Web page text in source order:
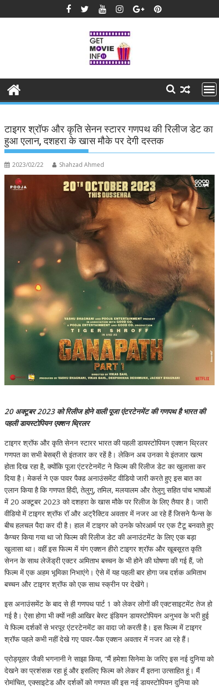
to
टाइगर श्रॉफ और कृति सेनन स्टारर गणपथ की रिलीज डेट का
हुआ एलान, दशहरा के खास मौके पर देगी दस्तक
2023/02/22 Shahzad Ahmed
20 अक्टूबर 2023 को रिलीज होने वाली पूजा एंटरटेनमेंट की गणपथ है भारत की
पहली डायस्टोपियन एक्शन थ्रिलर
टाइगर श्रॉफ और कृति सेनन स्टारर भारत की पहली डायस्टोपियन एक्शन थ्रिलर
गणपत का सभी बेसब्री से इंतजार कर रहें है। लेकिन अब उनका ये इंतजार खत्म
होता दिख रहा है, क्योंकि पूजा एंटरटेनमेंट ने फिल्म की रिलीज डेट का खुलासा कर
दिया है। मेकर्स ने एक पावर पैक्ड अनाउंसमेंट वीडियो जारी करते हुए इस बात का
एलान किया है कि गणपत हिंदी, तेलुगु, तमिल, मलयालम और तेलुगु सहित पांच भाषाओं
में 20 अक्टूबर 2023 को दशहरा के खास मौके पर रिलीज के लिए तैयार है। जारी
वीडियो में टाइगर श्रॉफ रॉ और अट्रैक्टिव अवतार में नजर आ रहे हैं जिसने फैन्स के
बीच हलचल पैदा कर दी है। हाल में टाइगर को उनके फोरआर्म पर एक टैटू बनवाते हुए
कैप्चर किया गया था जो फिल्म की रिलीज डेट की अनाउंटमेंट के लिए एक बड़ा
खुलासा था। वहीं इस फिल्म में यंग एक्शन हीरो टाइगर श्रॉफ और खूबसूरत कृति
सेनन के साथ लेजेंड्री एक्टर अमिताभ बच्चन के भी होने की घोषणा की गई हैं, जो
फिल्म में एक अहम भूमिका निभाएंगे। ऐसे में यह पहली बार होगा जब दर्शक अमिताभ
बच्चन और टाइगर श्रॉफ को एक साथ स्क्रीन पर देखेंगे।
इस अनाउंसमेंट के बाद से ही गणपथ पार्ट 1 को लेकर लोगों की एक्टसाइटमेंट तेज हो
गई है। ऐसा होगा भी क्यों नही आखिर बेस्ट इंडियन डायस्टोपियन अनुभव के भरी हुई
ये फिल्म दर्शकों से भरपूर एंटरटेनमेंट का वादा जो करती है। इस फिल्म में टाइगर
श्रॉफ पहले कभी नहीं देखे गए पावर-पैक एक्शन अवतार में नजर आ रहे हैं।
प्रोड्यूसर जैकी भगनानी ने साझा किया, “मैं हमेशा सिनेमा के जरिए इस नई दुनिया को
देखने का प्रशंसक रहा हूं और इसलिए फिल्म को लेकर मैं इतना उत्साहित हूं। मैं
रोमांचित, एक्साइटेड और दर्शकों को गणपत की इस नई डायस्टोपियन दुनिया को